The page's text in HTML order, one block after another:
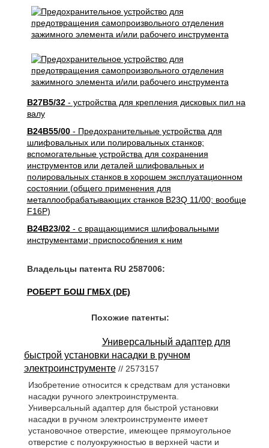
B27B5/32- устройства для крепления дисковых пил на
валу
B24B55/00- Предохранительные устройства для
шлифовальных или полировальных станков;
вспомогательные устройства для сохранения
инструментов или деталей шлифовальных и
полировальных станков в хорошем эксплуатационном
состоянии (общего применения для
металлообрабатывающих станков B23Q 11/00; вообще
F16P)
B24B23/02- с вращающимися шлифовальными
инструментами; приспособления к ним
Владельцы патента RU 2587006:
РОБЕРТ БОШ ГМБХ (DE)
Похожие патенты:
Универсальный адаптер для
быстрой установки насадки в ручном
электроинструменте// 2573157
Изобретение относится к средствам для установки
насадки ручного электроинструмента.
Универсальный адаптер для быстрой установки
насадки в ручном электроинструменте имеет
установочное отверстие, имеющее прямоугольное
отверстие с полуокружностью в верхней части и